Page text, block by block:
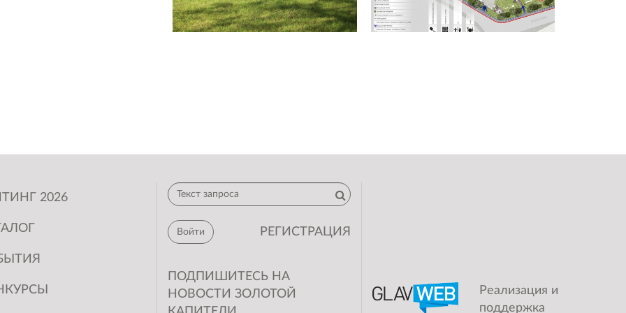
и санитарных узлов;
и учебных классов;
и модулем для хранения
а также обустройство
2026
Войти РЕГИСТРАЦИЯ
ПОДПИШИТЕСЬ НА
НОВОСТИ ЗОЛОТОЙ
Реализация и
поддержка